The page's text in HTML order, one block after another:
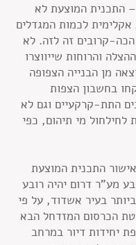
– התכנית המוצעת לא
לכמות המגדלים
קרובים זה לזה. לא
והרוחות שייווצרו
מן הבנייה הצפופה
בחשבון הצפות
התת-קרקעיים וגם לא
לחילחול מי תיהום, כפי
התכנית המוצעת
מע"ר דרום יהיה רובע
בעיר אשדוד, על פי
הכרסום המזדחל הבא
יחידות דיור במרחב